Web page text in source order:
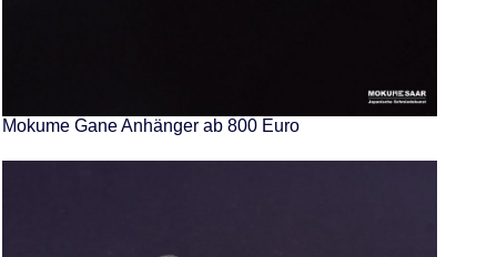
Mokume Gane Anhänger ab 800 Euro